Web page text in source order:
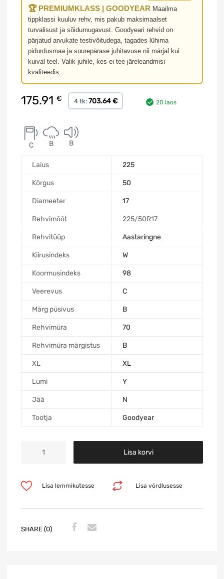
🏆 PREMIUMKLASS | GOODYEAR Maailma
tippklassi kuuluv rehv, mis pakub maksimaalset
turvalisust ja sõidumugavust. Goodyeari rehvid on
pärjatud arvukate testivõitudega, tagades lühima
pidurdusmaa ja suurepärase juhitavuse nii märjal kui
kuival teel. Valik juhile, kes ei tee järeleandmisi
kvaliteedis.
175.91 € 4 tk: 703.64 € 20 laos
C B B
Laius 225
Kõrgus 50
Diameeter 17
Rehvimõõt 225/50R17
Rehvitüüp Aastaringne
Kiirusindeks W
Koormusindeks 98
Veerevus C
Märg püsivus B
Rehvimüra 70
Rehvimüra märgistus B
XL XL
Lumi Y
Jää N
Tootja Goodyear
Lisa korvi
Lisa võrdlusesse
Lisa lemmikutesse
SHARE (0)